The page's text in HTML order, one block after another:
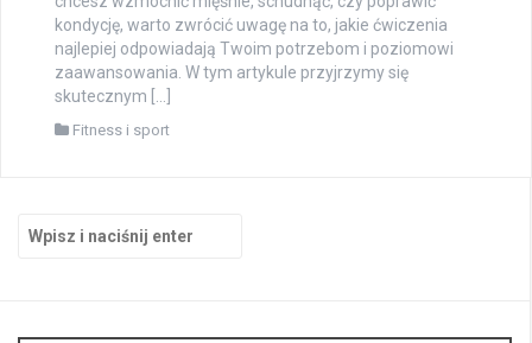
kondycję, warto zwrócić uwagę na to, jakie ćwiczenia
najlepiej odpowiadają Twoim potrzebom i poziomowi
zaawansowania. W tym artykule przyjrzymy się
skutecznym […]
Fitness i sport